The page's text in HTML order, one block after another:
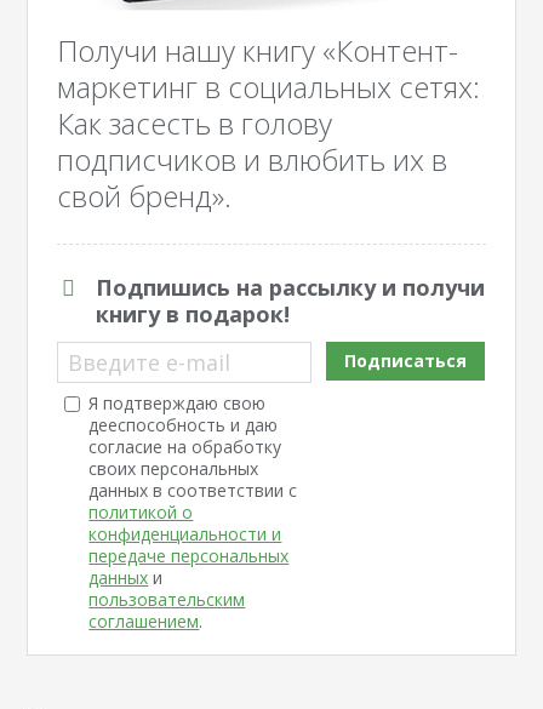
Получи нашу книгу «Контент-
маркетинг в социальных сетях:
Как засесть в голову
подписчиков и влюбить их в
свой бренд».
Подпишись на рассылку и получи
книгу в подарок!
Введите e-mail
Я подтверждаю свою
дееспособность и даю
согласие на обработку
своих персональных
данных в соответствии с
политикой о
конфиденциальности и
передаче персональных
данных и
пользовательским
соглашением.
Подписаться